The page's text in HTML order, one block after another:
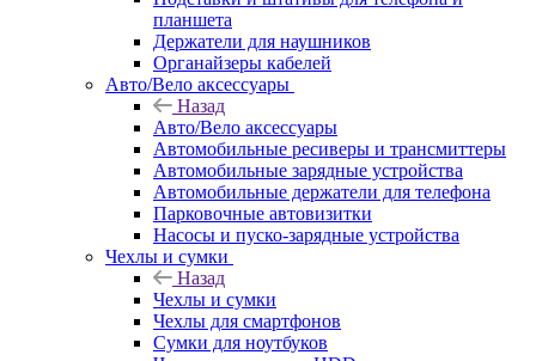
планшета
Держатели для наушников
Органайзеры кабелей
Авто/Вело аксессуары
Назад
Авто/Вело аксессуары
Автомобильные ресиверы и трансмиттеры
Автомобильные зарядные устройства
Автомобильные держатели для телефона
Парковочные автовизитки
Насосы и пуско-зарядные устройства
Чехлы и сумки
Назад
Чехлы и сумки
Чехлы для смартфонов
Сумки для ноутбуков